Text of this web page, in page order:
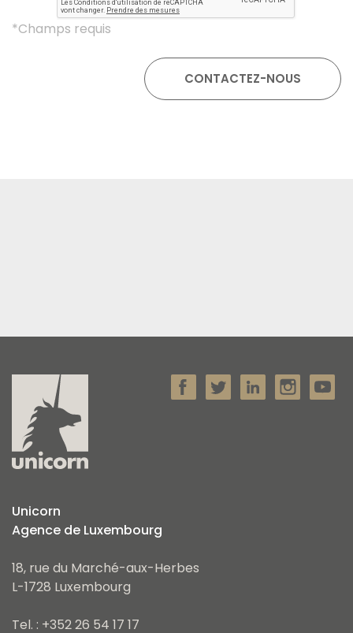
*Champs requis
Unicorn
Agence de Luxembourg
18, rue du Marché-aux-Herbes
L-1728 Luxembourg
Tel. : +352 26 54 17 17